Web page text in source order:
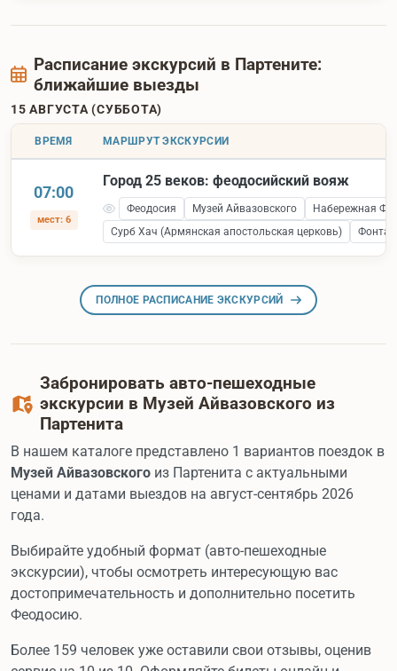
Расписание экскурсий в Партените:
ближайшие выезды
15 АВГУСТА (СУББОТА)
ВРЕМЯ МАРШРУТ ЭКСКУРСИИ
07:00
мест: 6
Город 25 веков: феодосийский вояж
Феодосия Музей Айвазовского
Набережная
Сурб Хач (Армянская апостольская церковь)
Фонтан
ПОЛНОЕ РАСПИСАНИЕ ЭКСКУРСИЙ
Забронировать авто-пешеходные
экскурсии в Музей Айвазовского из
Партенита
В нашем каталоге представлено 1 вариантов поездок в
Музей Айвазовского из Партенита с актуальными
ценами и датами выездов на август-сентябрь 2026
года.
Выбирайте удобный формат (авто-пешеходные
экскурсии), чтобы осмотреть интересующую вас
достопримечательность и дополнительно посетить
Феодосию.
Более 159 человек уже оставили свои отзывы, оценив